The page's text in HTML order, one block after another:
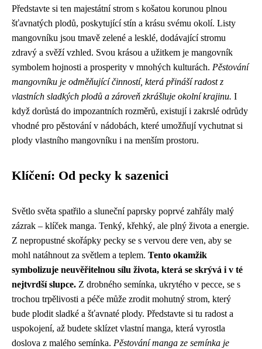
Představte si ten majestátní strom s košatou korunou plnou
šťavnatých plodů, poskytující stín a krásu svému okolí. Listy
mangovníku jsou tmavě zelené a lesklé, dodávající stromu
zdravý a svěží vzhled. Svou krásou a užitkem je mangovník
symbolem hojnosti a prosperity v mnohých kulturách. Pěstování
mangovníku je odměňující činností, která přináší radost z
vlastních sladkých plodů a zároveň zkrášluje okolní krajinu. I
když dorůstá do impozantních rozměrů, existují i ​​zakrslé odrůdy
vhodné pro pěstování v nádobách, které umožňují vychutnat si
plody vlastního mangovníku i na menším prostoru.
Klíčení: Od pecky k sazenici
Světlo světa spatřilo a sluneční paprsky poprvé zahřály malý
zázrak – klíček manga. Tenký, křehký, ale plný života a energie.
Z nepropustné skořápky pecky se s vervou dere ven, aby se
mohl natáhnout za světlem a teplem. Tento okamžik
symbolizuje neuvěřitelnou sílu života, která se skrývá i v té
nejtvrdší slupce. Z drobného semínka, ukrytého v pecce, se s
trochou trpělivosti a péče může zrodit mohutný strom, který
bude plodit sladké a šťavnaté plody. Představte si tu radost a
uspokojení, až budete sklízet vlastní manga, která vyrostla
doslova z malého semínka. Pěstování manga ze semínka je